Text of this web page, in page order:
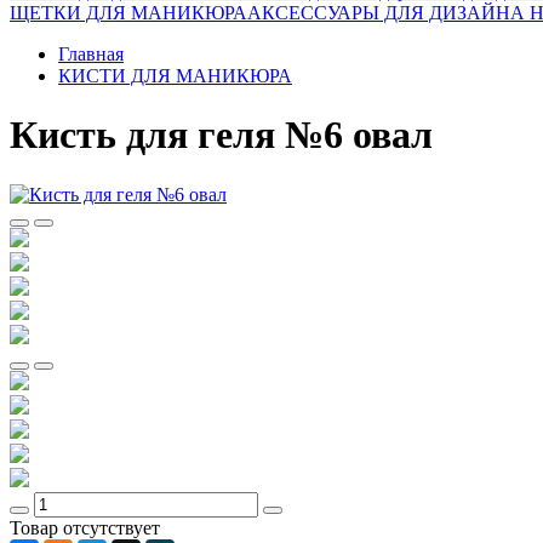
ЩЕТКИ ДЛЯ МАНИКЮРААКСЕССУАРЫ ДЛЯ ДИЗАЙНА
Главная
КИСТИ ДЛЯ МАНИКЮРА
Кисть для геля №6 овал
Товар отсутствует